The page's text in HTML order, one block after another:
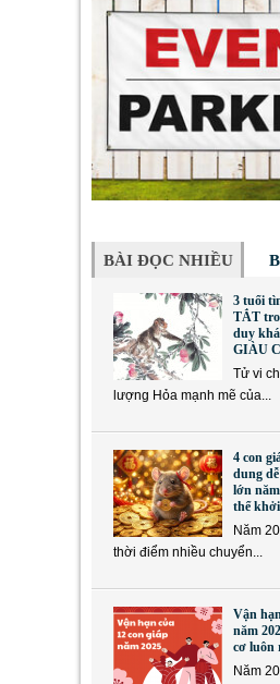
BÀI ĐỌC NHIỀU
3 tuổi
TẮT
duy
GIÀU
Tử vi
lượng Hỏa mạnh mẽ của...
4 con
dung
lớn
thể
Năm
thời điểm nhiều chuyển...
Vận
năm
cơ luôn
Năm